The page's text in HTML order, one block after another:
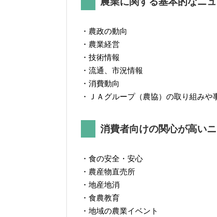
・農政の動向
・農業経営
・技術情報
・流通、市況情報
・消費動向
・ＪＡグループ（農協）の取り組みや
消費者向けの関心が高い
・食の安全・安心
・農産物直売所
・地産地消
・食農教育
・地域の農業イベント